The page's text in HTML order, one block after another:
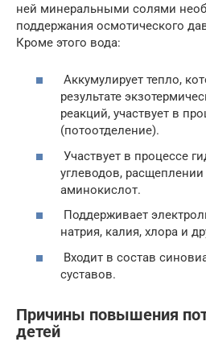
ней минеральными солями
поддержания осмотического
Кроме этого вода:
Аккумулирует тепло,
результате
реакций, участвует в
(потоотделение).
Участвует в процессе
углеводов,
аминокислот.
Поддерживает
натрия, калия, хлора и
Входит в состав
суставов.
Причины повышения
детей